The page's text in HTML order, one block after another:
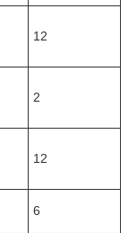
12
2
12
6